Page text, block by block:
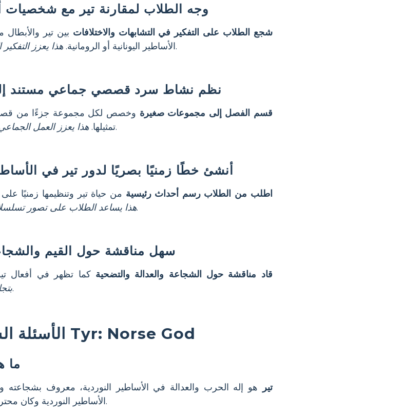
وجه الطلاب لمقارنة تير مع
شجع الطلاب على التفكير في التشابهات والاختلافات بين تير
الأساطير اليونانية أو الرومانية. هذا يعزز .
نظم نشاط سرد قصصي جماعي مستند
قسم الفصل إلى مجموعات صغيرة وخصص لكل مجموعة جزءًا من قصة
تمثيلها. هذا يعزز العمل .
أنشئ خطًا زمنيًا بصريًا لدور تير في
اطلب من الطلاب رسم أحداث رئيسية من حياة تير وتنظيمها زمنيًا
هذا يساعد الطلاب على تصور.
سهل مناقشة حول القيم
قاد مناقشة حول الشجاعة والعدالة والتضحية كما تظهر في أفعال
.
الأسئلة الشائعة حول Tyr: Norse God
ما
تير
هو إله الحرب والعدالة في الأساطير النوردية، معروف
الأساطير النوردية وكان محترمًا جدًا من قبل الشعوب الجرمانية القديمة.